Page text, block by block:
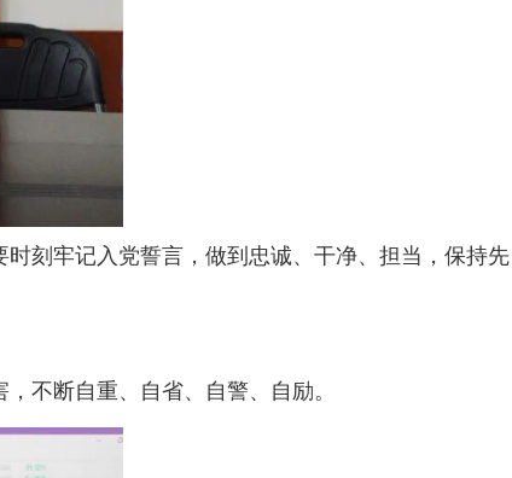
刻牢记入党誓言，做到忠诚、干净、担当，保持先
不断自重、自省、自警、自励。